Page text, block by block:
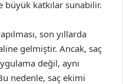
katkılar sunabilir.
son yıllarda
gelmiştir. Ancak, saç
değil, aynı
nedenle, saç ekimi